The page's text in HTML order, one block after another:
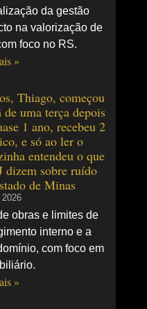
da gestão
na valorização de
foco no RS.
»
Thiago, começou
uma terça depois
1 ano, recebeu 2
e só ao ler o
entendeu o que
sobre ruído
de Minas
obras e limites de
interno e a
com foco em
»